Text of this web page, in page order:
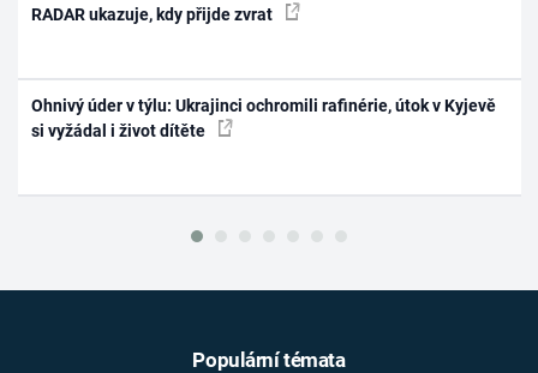
RADAR ukazuje, kdy přijde zvrat
Ohnivý úder v týlu: Ukrajinci ochromili rafinérie, útok v Kyjevě
si vyžádal i život dítěte
Populární témata